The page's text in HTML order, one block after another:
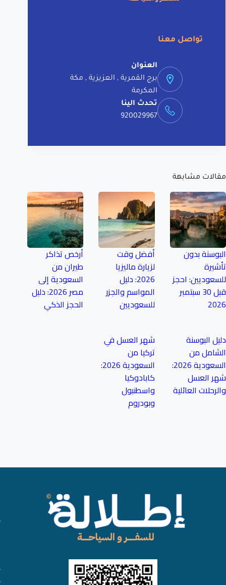
تواصل معنا
العنوان
برج القمرية , العزيزية , مكة
المكرمة
تحدث الينا
920029967
مقالات مشابهة
البوسنة بدون
تأشيرة
للسعوديين: احجز
قبل 30 سبتمبر
2026
أفضل وقت
لزيارة ماليزيا
2026: دليل
المواسم والجزر
للسعوديين
أرخص تذاكر
طيران من
السعودية إلى
مصر 2026: دليل
الحجز الذكي
دليل البوسنة
الشامل من
السعودية 2026:
شهر العسل
والرحلات العائلية
شهر العسل في
تركيا من
السعودية 2026:
كابادوكيا
واسطنبول
وبودروم